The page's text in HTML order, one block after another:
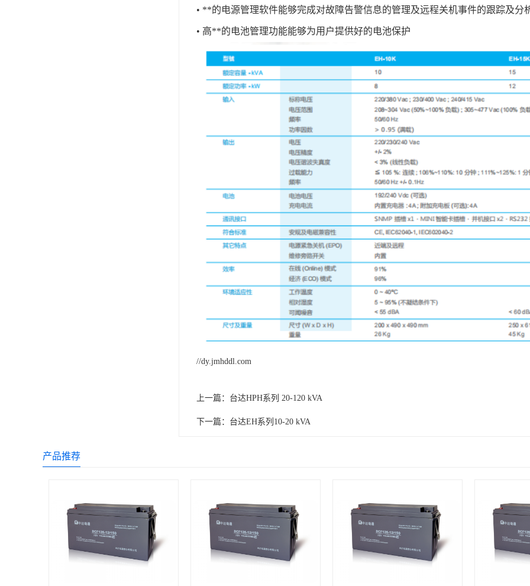
• **的电源管理软件能够完成对故障告警信息的管理及远程关机事件的跟踪及分
• 高**的电池管理功能能够为用户提供好的电池保护
//dy.jmhddl.com
上一篇： 台达HPH系列 20-120 kVA
下一篇： 台达EH系列10-20 kVA
产品推荐